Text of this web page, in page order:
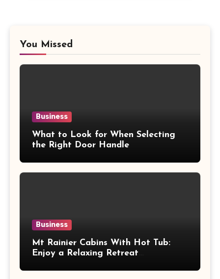
You Missed
Business
What to Look for When Selecting
the Right Door Handle
Business
Mt Rainier Cabins With Hot Tub:
Enjoy a Relaxing Retreat